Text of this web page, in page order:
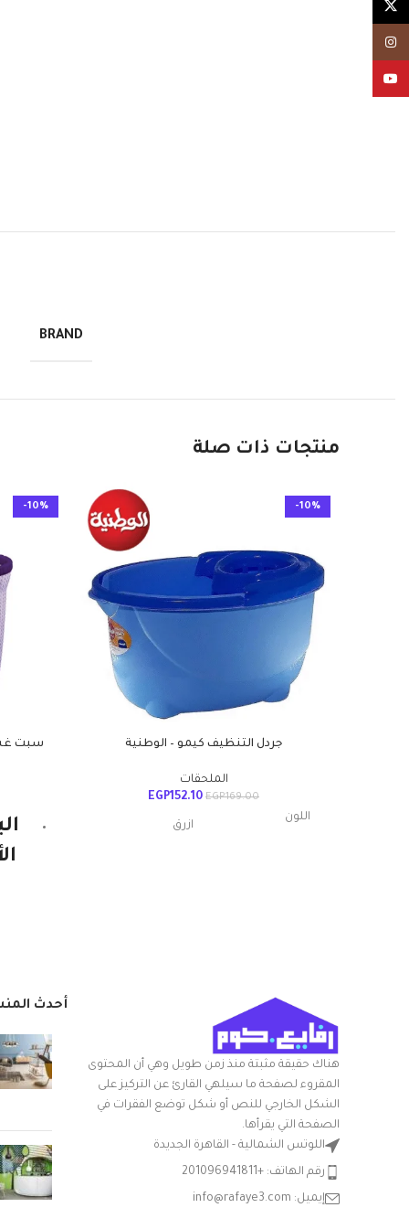
BRAND
منتجات ذات صلة
-10%
جردل التنظيف كيمو – الوطنية
الملحقات
EGP169.00
EGP152.10
اللون
ازرق
التعامل مع المواد
شكل السلعة
مع غطاء نعم
الشركة المصنعة الوطنية
نوع الوعاء
-10%
هناك حقيقة مثبتة منذ زمن طويل وهي أن المحتوى
المقروء لصفحة ما سيلهي القارئ عن التركيز على
الشكل الخارجي للنص أو شكل توضع الفقرات في
الصفحة التي يقرأها.
اللوتس الشمالية - القاهرة الجديدة
رقم الهاتف: +201096941811
إيميل: info@rafaye3.com
أحدث